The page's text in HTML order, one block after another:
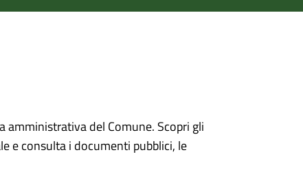
del Comune. Scopri gli
e consulta i documenti pubblici, le